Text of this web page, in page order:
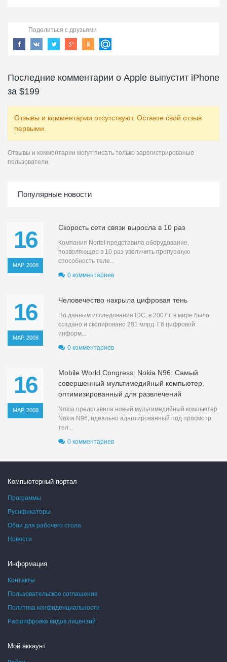
Поделиться с друзьями
Последние комментарии о Apple выпустит iPhone
за $199
Отзывы и комментарии отсутствуют. Оставте свой отзыв
первыми.
Отзывы и комментарии могут писать только зарегистрированые
пользователи.
Популярные новости
16
МАР. 2008
Скорость сети связи выросла в 10 раз
Компания Nortel представила оборудование,
позволяющее в 10 раз увеличить пропускную
способность теле...
0 комментариев
16
МАР. 2008
Человечество накрыла цифровая тень
По данным исследования IDC, в 2007 г. в мире было
создано и скопировано 281 млрд. Гб цифровой
информ...
0 комментариев
16
МАР. 2008
Mobile World Congress: Nokia N96: Самый
совершенный мультимедийный компьютер,
оптимизированный для развлечений
Nokia представила новый мультимедийный компьютер
Nokia N96, идеально адаптированный под просмотр
тел...
0 комментариев
Компьютерный портал
Программы
Русификаторы
Обои для рабочего стола
Новости
Информация
Контакты
Пользовательское соглашение
Политика конфиденциальности
Расшифровка видов лицензий
Мой аккаунт